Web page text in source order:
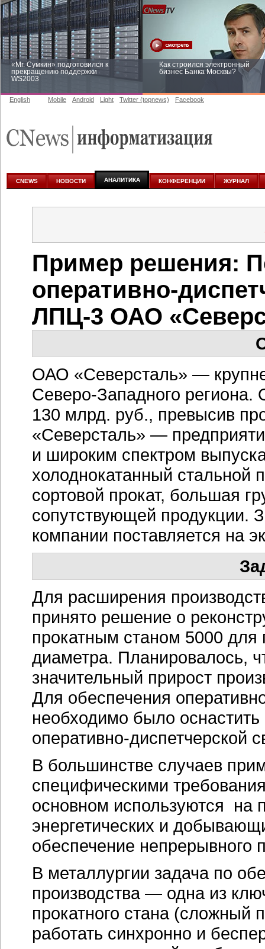
«Mr. Сумкин» подготовился к
прекращению поддержки
WS2003
Как строился электронный
бизнес Банка Москвы?
аналитике
English Mobile Android Light Twitter (topnews) Facebook
CNEWS НОВОСТИ АНАЛИТИКА КОНФЕРЕНЦИИ ЖУРНАЛ
Пример решения:
оперативно-
ЛПЦ-3 ОАО
ОАО «Северсталь» —
Северо-Западного региона.
130 млрд. руб., превысив
«Северсталь» —
и широким спектром
холоднокатанный стальной
сортовой прокат, большая
сопутствующей продукции.
компании поставляется на
Для расширения
принято решение о
прокатным станом 5000 для
диаметра. Планировалось,
значительный прирост
Для обеспечения
необходимо было оснастить
оперативно-диспетчерской
В большинстве случаев
специфическими
основном используются на
энергетических и
обеспечение непрерывного
В металлургии задача по
производства — одна из
прокатного стана
работать синхронно и